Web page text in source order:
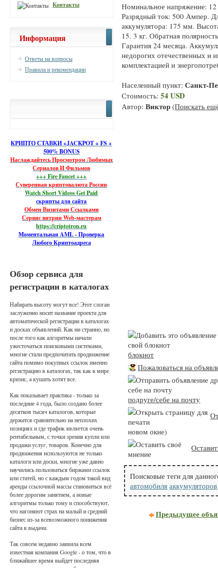
Номинальное напряжение:
Разрядный ток: 500 Ампер.
аккумулятора: 175 мм.
15. 3 кг. Обратная
Гарантия 24 месяца.
недорогих отечественных и
комплектацией и
Населенный пункт:Санкт-
Стоимость:54 USD
Автор:Виктор (Поискать
блокнот
Пожаловаться на
подруге/себе на почту
новом окне)
Поисковые теги для
автомобиля аккумуляторов
Предыдущее
Контакты
Информация
Ответы на вопросы
Правила и рекомендации
КРИПТО СТАВКИ +JACKPOT + FS +
500% BONUS
Наслаждайтесь Просмотром Любимых
Сериалов И Фильмов
+++ Fire Faucet +++
Суверенная криптовалюта России
Watch Short Videos Get Paid
скрипты для сайта
Обмен Визитами Ссылками
Сервис витрин Web-мастерам
https://criptotron.ru
Моментальная AML - Проверка
Любого Криптоадреса
Обзор сервиса для
регистрации в каталогах
Набирать высоту могут все! Этот слоган
заслуженно носит название проекта для
автоматической регистрации в каталогах
и досках объявлений. Как ни странно, но
после того как алгоритмы начали
ужесточаться поисковыми системами,
многие стали предпочитать продвижение
сайта помимо покупных ссылок именно
регистрацию в каталогах, так как в мире
кризис, а кушать хотят все.
Как показывает практика - только за
последние 4 года, было создано более
десятков тысяч каталогов, которые
держатся сравнительно на неплохих
позициях и где трафик является очень
рентабельным, с точки зрения купли или
продажи услуг, товаров. Конечно для
продвижения используются не только
каталоги или доски, многие уже давно
научились пользоваться биржами ссылок
или статей, но с каждым годом такой вид
аренды ссылочной массы становиться всё
более дорогим занятием, а новые
алгоритмы только тому и способствуют,
что нагоняют страх на малый и средний
бизнес из-за всевозможного понижения
сайта в выдачи.
Так совсем недавно заявила всем
известная компания Google - о том, что в
ближайшее время выйдет последняя